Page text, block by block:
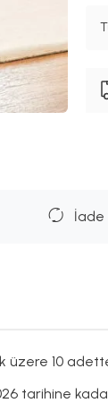
İade
üzere 10
tarihine